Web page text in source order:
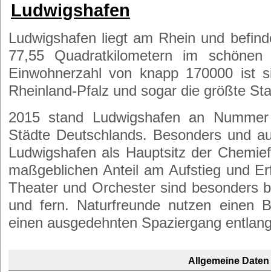
Ludwigshafen
Ludwigshafen liegt am Rhein und
77,55 Quadratkilometern im
Einwohnerzahl von knapp 170000 ist
Rheinland-Pfalz und sogar die größte
2015 stand Ludwigshafen an
Städte Deutschlands. Besonders und
Ludwigshafen als Hauptsitz der
maßgeblichen Anteil am Aufstieg und
Theater und Orchester sind besonders
und fern. Naturfreunde nutzen einen
einen ausgedehnten Spaziergang
Allgemeine Daten